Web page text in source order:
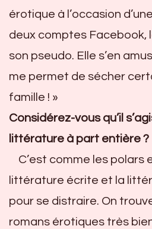
érotique à l’occasion
deux comptes Facebook,
son pseudo. Elle s’en
me permet de sécher
famille ! »
Considérez-vous qu’il
littérature à part entière ?
C’est comme les polars
littérature écrite et la
pour se distraire. On
romans érotiques très